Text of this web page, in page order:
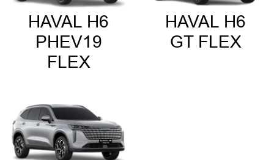
HAVAL H6
PHEV19
FLEX
HAVAL H6
GT FLEX